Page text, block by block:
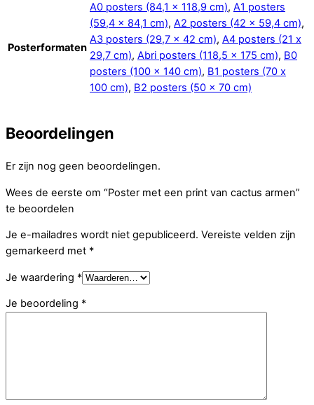
Posterformaten
A0 posters (84,1 x 118,9 cm), A1 posters
(59,4 x 84,1 cm), A2 posters (42 x 59,4 cm),
A3 posters (29,7 x 42 cm), A4 posters (21 x
29,7 cm), Abri posters (118,5 x 175 cm), B0
posters (100 x 140 cm), B1 posters (70 x
100 cm), B2 posters (50 x 70 cm)
Beoordelingen
Er zijn nog geen beoordelingen.
Wees de eerste om “Poster met een print van cactus armen”
te beoordelen
Je e-mailadres wordt niet gepubliceerd. Vereiste velden zijn
gemarkeerd met *
Je waardering *
Je beoordeling *